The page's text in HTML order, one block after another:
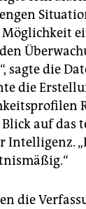
sagte die
die
auf das
Intelligenz.
die